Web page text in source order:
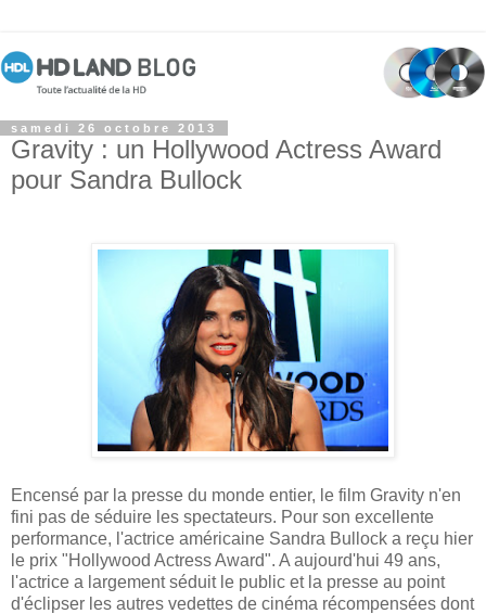
samedi 26 octobre 2013
Gravity : un Hollywood Actress Award
pour Sandra Bullock
Encensé par la presse du monde entier, le film Gravity n'en
fini pas de séduire les spectateurs. Pour son excellente
performance, l'actrice américaine Sandra Bullock a reçu hier
le prix "Hollywood Actress Award". A aujourd'hui 49 ans,
l'actrice a largement séduit le public et la presse au point
d'éclipser les autres vedettes de cinéma récompensées dont